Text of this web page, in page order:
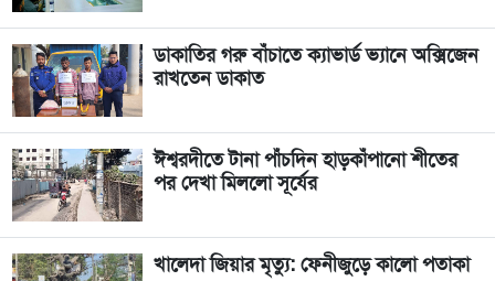
ডাকাতির গরু বাঁচাতে ক্যাভার্ড ভ্যানে অক্সিজেন
রাখতেন ডাকাত
ঈশ্বরদীতে টানা পাঁচদিন হাড়কাঁপানো শীতের
পর দেখা মিললো সূর্যের
খালেদা জিয়ার মৃত্যু: ফেনীজুড়ে কালো পতাকা